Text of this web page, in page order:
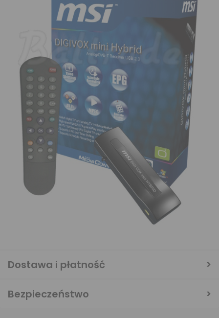
Dostawa i płatność
Bezpieczeństwo